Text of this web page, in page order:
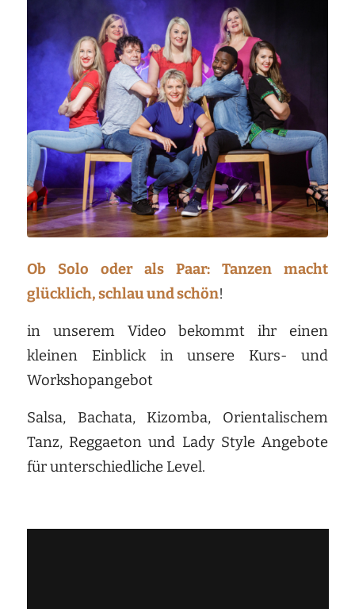
Ob Solo oder als Paar: Tanzen macht
glücklich, schlau und schön!
in unserem Video bekommt ihr einen
kleinen Einblick in unsere Kurs- und
Workshopangebot
Salsa, Bachata, Kizomba, Orientalischem
Tanz, Reggaeton und Lady Style Angebote
für unterschiedliche Level.